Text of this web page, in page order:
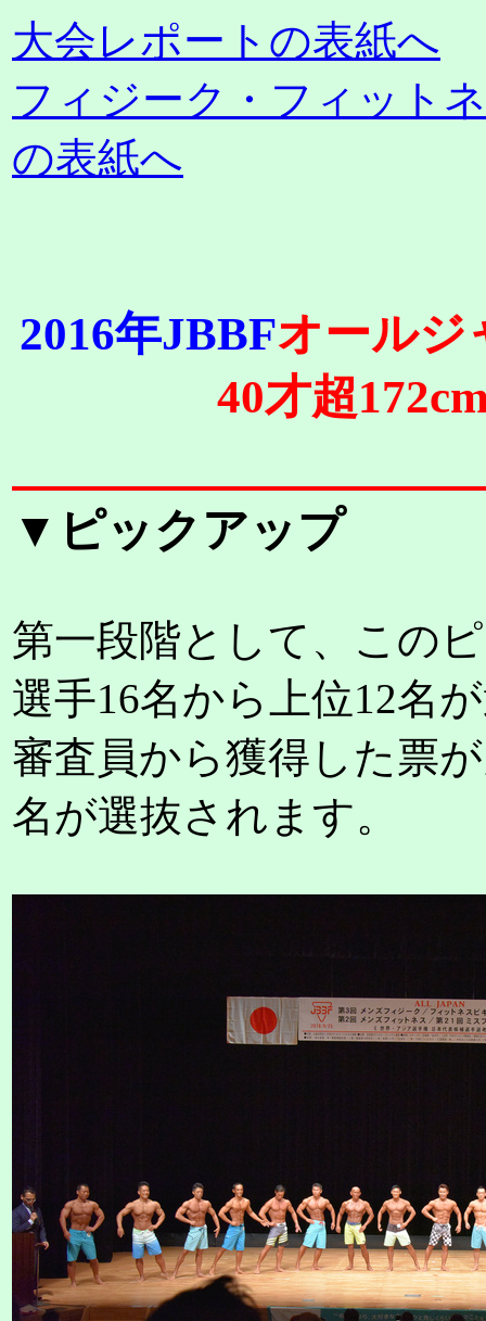
大会レポートの表紙へ
フィジーク・フィット
の表紙へ
2016年JBBFオール
40才超
▼ピックアップ
第一段階として、この
選手16名から上位12名
審査員から獲得した票
名が選抜されます。